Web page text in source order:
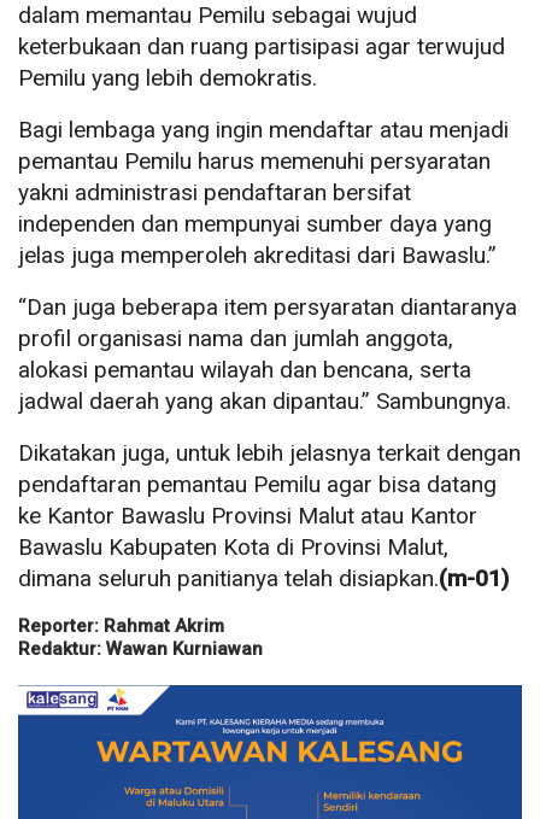
dalam memantau Pemilu sebagai wujud
keterbukaan dan ruang partisipasi agar terwujud
Pemilu yang lebih demokratis.
Bagi lembaga yang ingin mendaftar atau menjadi
pemantau Pemilu harus memenuhi persyaratan
yakni administrasi pendaftaran bersifat
independen dan mempunyai sumber daya yang
jelas juga memperoleh akreditasi dari Bawaslu.”
“Dan juga beberapa item persyaratan diantaranya
profil organisasi nama dan jumlah anggota,
alokasi pemantau wilayah dan bencana, serta
jadwal daerah yang akan dipantau.” Sambungnya.
Dikatakan juga, untuk lebih jelasnya terkait dengan
pendaftaran pemantau Pemilu agar bisa datang
ke Kantor Bawaslu Provinsi Malut atau Kantor
Bawaslu Kabupaten Kota di Provinsi Malut,
dimana seluruh panitianya telah disiapkan.(m-01)
Reporter: Rahmat Akrim
Redaktur: Wawan Kurniawan